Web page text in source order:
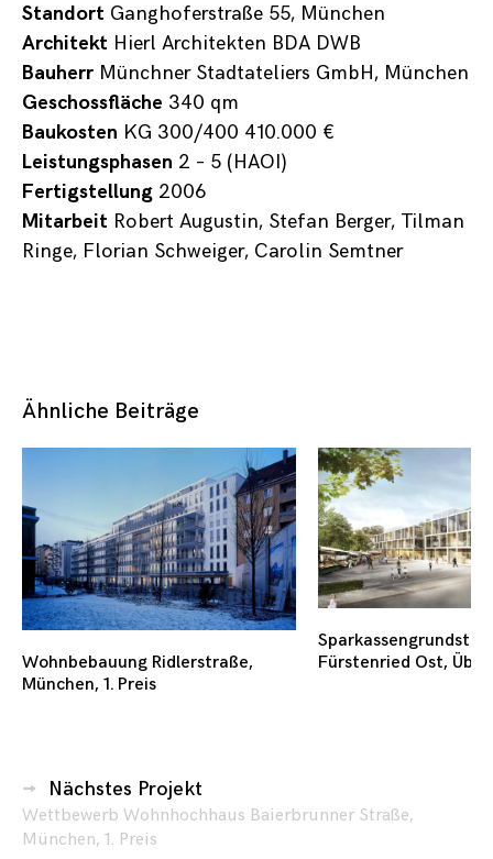
Standort Ganghoferstraße 55, München
Architekt Hierl Architekten BDA DWB
BauherrMünchner Stadtateliers GmbH, München
Geschossfläche 340 qm
Baukosten KG 300/400 410.000 €
Leistungsphasen 2 – 5 (HAOI)
Fertigstellung 2006
Mitarbeit Robert Augustin, Stefan Berger, Tilman
Ringe, Florian Schweiger, Carolin Semtner
Ähnliche Beiträge
Wohnbebauung Ridlerstraße,
München, 1. Preis
Fürstenried Ost,
Beitragsnavigation
Nächstes Projekt
Wettbewerb Wohnhochhaus Baierbrunner Straße,
München, 1. Preis